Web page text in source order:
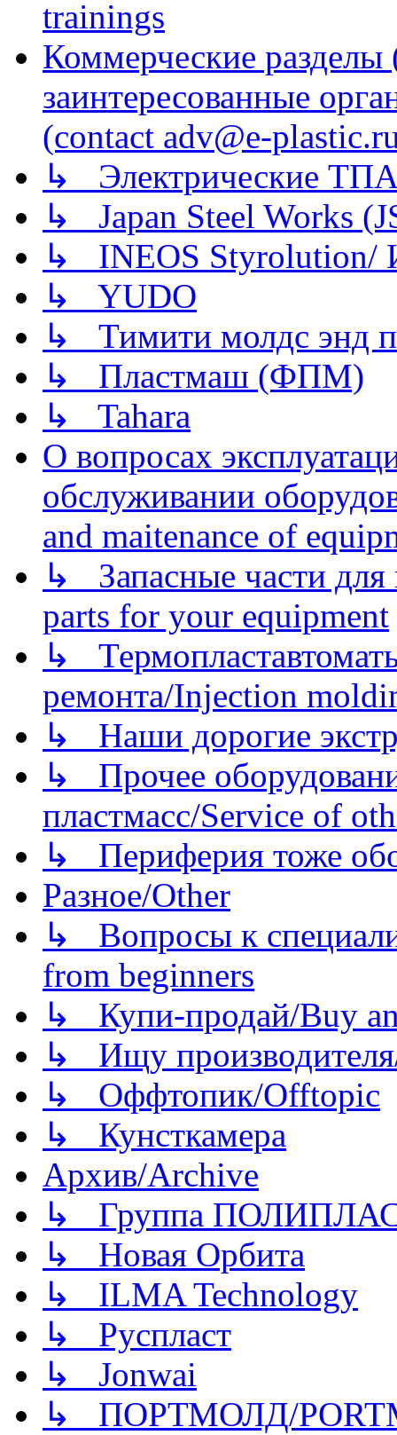
trainings
Коммерческие
заинтересованные
(contact adv@e-
↳ Электрические
↳ Japan Steel Works
↳ INEOS
↳ YUDO
↳ Тимити молдс энд
↳ Пластмаш (ФПМ)
↳ Tahara
О вопросах
обслуживании
and maitenance of
↳ Запасные части для
parts for your equipment
↳
ремонта/Injection
↳ Наши дорогие
↳ Прочее
пластмасс/Service of
↳ Периферия тоже
Разное/Other
↳ Вопросы к
from beginners
↳ Купи-продай/Buy
↳ Ищу
↳ Оффтопик/Offtopic
↳ Кунсткамера
Архив/Archive
↳ Группа
↳ Новая Орбита
↳ ILMA Technology
↳ Руспласт
↳ Jonwai
↳ ПОРТМОЛД/